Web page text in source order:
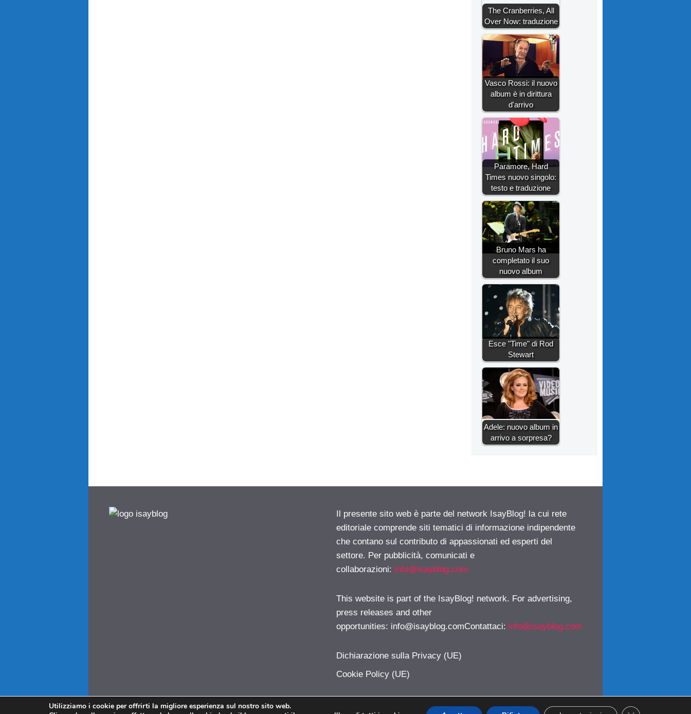
The Cranberries, All
Over Now: traduzione
Vasco Rossi: il nuovo
album è in dirittura
d'arrivo
Paramore, Hard
Times nuovo singolo:
testo e traduzione
Bruno Mars ha
completato il suo
nuovo album
Esce "Time" di Rod
Stewart
Adele: nuovo album in
arrivo a sorpresa?
Il presente sito web è parte del network IsayBlog! la cui rete
editoriale comprende siti tematici di informazione indipendente
che contano sul contributo di appassionati ed esperti del
settore. Per pubblicità, comunicati e
collaborazioni: info@isayblog.com
This website is part of the IsayBlog! network. For advertising,
press releases and other
opportunities: info@isayblog.comContattaci: info@isayblog.com
Dichiarazione sulla Privacy (UE)
Cookie Policy (UE)
Utilizziamo i cookie per offrirti la migliore esperienza sul nostro sito web.